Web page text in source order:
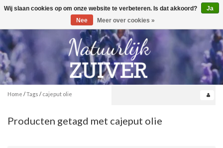
Toggle
0
Home /Tags / cajeput olie
Producten getagd met cajeput olie
Wij slaan cookies op om onze website te verbeteren. Is dat akkoord?
Ja
Nee
Meer over cookies »